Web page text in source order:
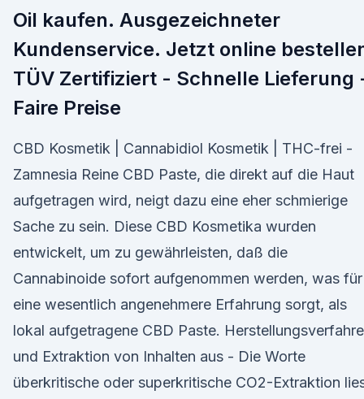
Oil kaufen. Ausgezeichneter
Kundenservice. Jetzt online
TÜV Zertifiziert - Schnelle Lieferung
Faire Preise
CBD Kosmetik | Cannabidiol Kosmetik | THC-frei -
Zamnesia Reine CBD Paste, die direkt auf die Haut
aufgetragen wird, neigt dazu eine eher schmierige
Sache zu sein. Diese CBD Kosmetika wurden
entwickelt, um zu gewährleisten, daß die
Cannabinoide sofort aufgenommen werden, was für
eine wesentlich angenehmere Erfahrung sorgt, als
lokal aufgetragene CBD Paste.
und Extraktion von Inhalten aus - Die Worte
überkritische oder superkritische CO2-Extraktion